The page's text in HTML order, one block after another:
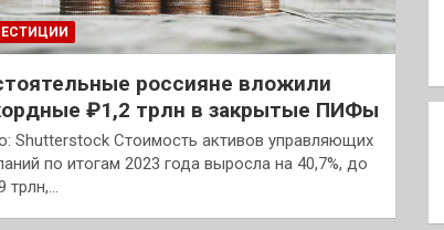
россияне вложили
₽1,2 трлн в закрытые ПИФы
Shutterstock Стоимость активов управляющих
по итогам 2023 года выросла на 40,7%, до
трлн,…